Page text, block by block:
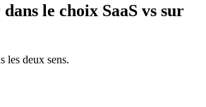
le choix SaaS vs sur
les deux sens.